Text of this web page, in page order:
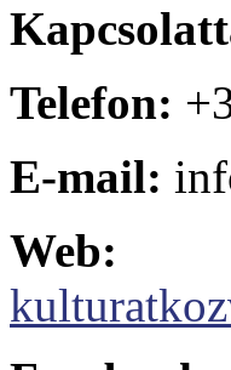
Telefon:
E-mail:
Web: